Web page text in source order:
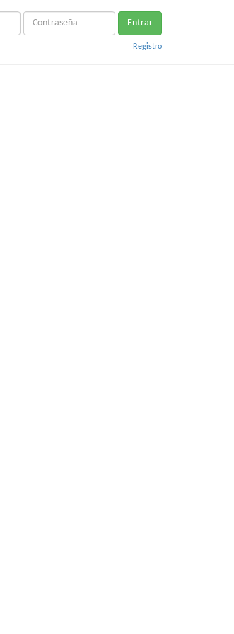
Entrar
Registro